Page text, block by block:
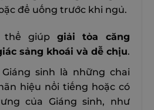
để uống trước khi ngủ.
thể giúp giải tỏa căng
sảng khoái và dễ chịu.
sinh là những chai
hiệu nổi tiếng hoặc có
của Giáng sinh, như